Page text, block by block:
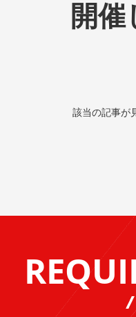
開催
該当の記事が